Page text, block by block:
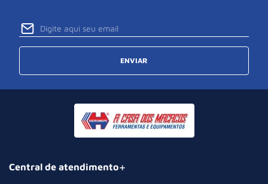
ENVIAR
Central de atendimento